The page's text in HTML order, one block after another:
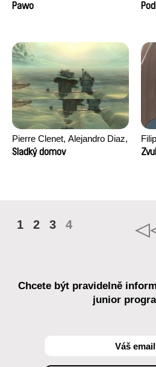
Pawo
Pierre Clenet, Alejandro Diaz,
Romain Mazevet, Stéphane
Sladký domov
1 2 3 4
Chcete být pravidelně
junior